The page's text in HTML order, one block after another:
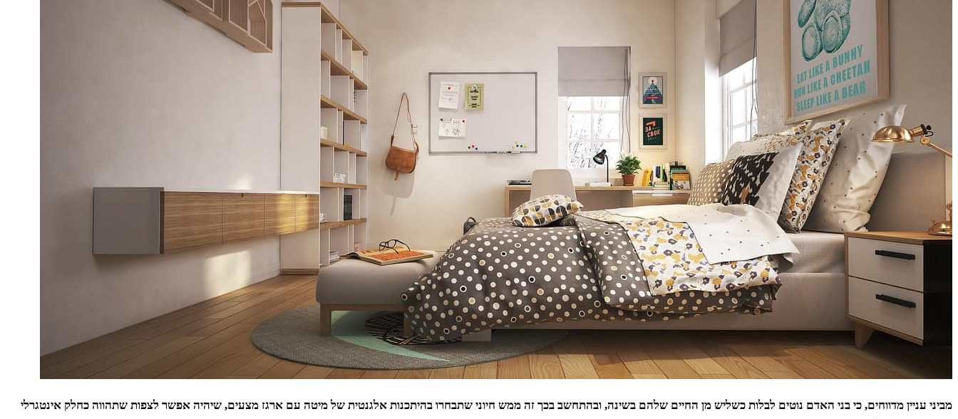
מביני עניין מדווחים, כי בני האדם נוטים לבלות כשליש מן החיים שלהם בשינה, ובהתחשב בכך זה ממש חיוני שתבחרו בהיתכנות אלגנטית של מיטה עם ארגז מצעים, שיהיה אפשר לצפות שתהווה כחלק אינטגרלי